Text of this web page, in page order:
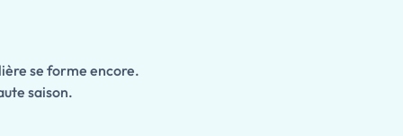
se forme encore.
saison.